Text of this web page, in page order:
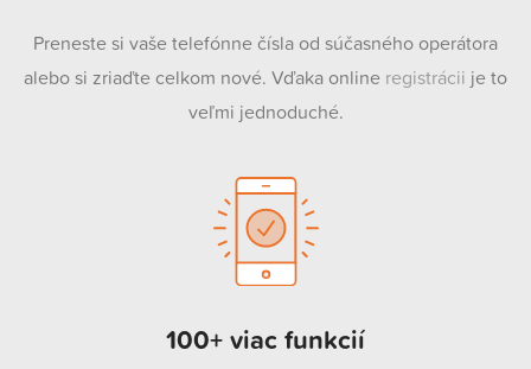
Preneste si vaše telefónne čísla od súčasného operátora
alebo si zriaďte celkom nové. Vďaka online registrácii je to
veľmi jednoduché.
100+ viac funkcií